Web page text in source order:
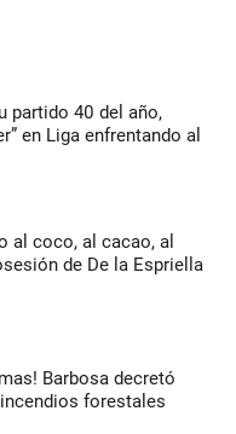
partido 40 del año,
en Liga enfrentando al
al coco, al cacao, al
de De la Espriella
Barbosa decretó
forestales